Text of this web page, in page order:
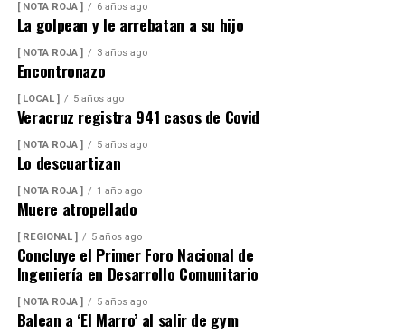
[ NOTA ROJA ] 6 años ago
La golpean y le arrebatan a su hijo
[ NOTA ROJA ] 3 años ago
Encontronazo
[ LOCAL ] 5 años ago
Veracruz registra 941 casos de Covid
[ NOTA ROJA ] 5 años ago
Lo descuartizan
[ NOTA ROJA ] 1 año ago
Muere atropellado
[ REGIONAL ] 5 años ago
Concluye el Primer Foro Nacional de
Ingeniería en Desarrollo Comunitario
[ NOTA ROJA ] 5 años ago
Balean a ‘El Marro’ al salir de gym